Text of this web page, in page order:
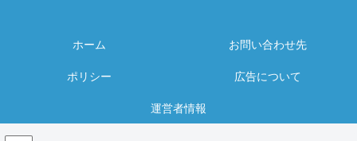
ホーム
お問い合わせ先
ポリシー
広告について
運営者情報